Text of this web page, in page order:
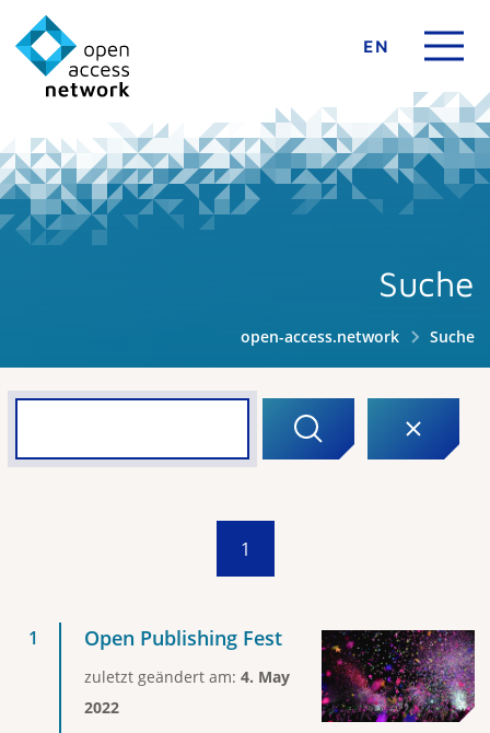
EN
Suche
open-access.network Suche
1
Open Publishing Fest
zuletzt geändert am: 4. May
2022